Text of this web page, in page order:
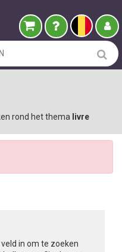
rond het thema livre
in om te zoeken